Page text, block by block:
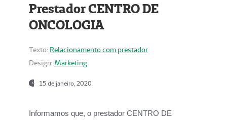
Prestador CENTRO DE
ONCOLOGIA
Texto: Relacionamento com prestador
Design: Marketing
15 de janeiro, 2020
Informamos que, o prestador CENTRO DE